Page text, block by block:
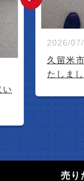
07/27
留米市のお客様
しました。フライ
売り